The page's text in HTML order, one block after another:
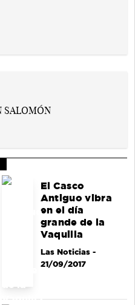
El Casco
Antiguo vibra
en el día
grande de la
Vaquilla
Las Noticias-
21/09/2017